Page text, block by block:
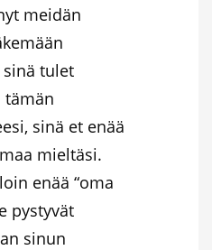
meidän
sinä tulet
tämän
sinä et enää
mieltäsi.
enää “oma
pystyvät
sinun